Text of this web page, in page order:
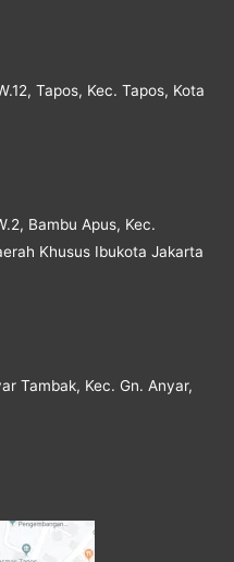
Tapos, Kec. Tapos, Kota
Bambu Apus, Kec.
Khusus Ibukota Jakarta
Tambak, Kec. Gn. Anyar,